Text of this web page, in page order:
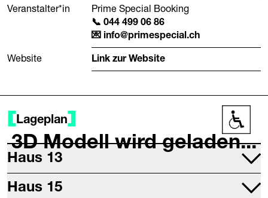
Veranstalter*in
Prime Special Booking
044 499 06 86
info@primespecial.ch
Website Link zur Website
Lageplan
Haus 13
Projektraum
Druckwerkstatt
Haus 15
3D Modell wird geladen...